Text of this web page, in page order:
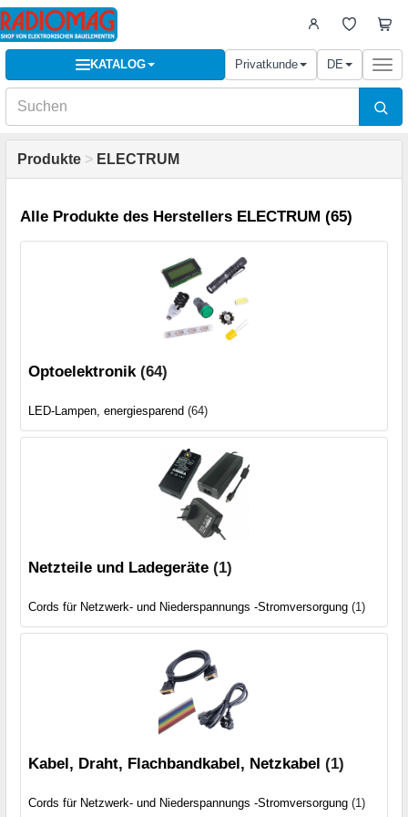
KATALOG Privatkunde DE
Produkte > ELECTRUM
Alle Produkte des Herstellers ELECTRUM (65)
Optoelektronik(64)
LED-Lampen, energiesparend (64)
Netzteile und Ladegeräte (1)
Cords für Netzwerk- und Niederspannungs -Stromversorgung (1)
Kabel, Draht, Flachbandkabel, Netzkabel (1)
Cords für Netzwerk- und Niederspannungs -Stromversorgung (1)